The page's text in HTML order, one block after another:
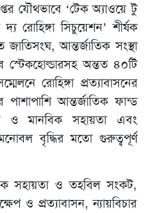
যৌথভাবে ‘টেক অ্যাওয়ে টু
রোহিঙ্গা সিচুয়েশন’ শীর্ষক
আন্তর্জাতিক সংস্থা
স্টেকহোল্ডারসহ অন্তত ৪০টি
রোহিঙ্গা প্রত্যাবাসনের
আন্তর্জাতিক ফান্ড
ও মানবিক সহায়তা এবং
বৃদ্ধির মতো গুরুত্বপূর্ণ
সহায়তা ও তহবিল সংকট,
ও প্রত্যাবাসন, ন্যায়বিচার